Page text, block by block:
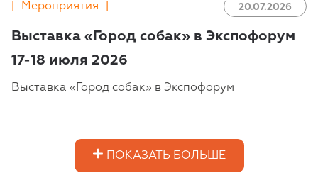
Мероприятия 20.07.2026
Выставка «Город собак» в Экспофорум
17-18 июля 2026
Выставка «Город собак» в Экспофорум
ПОКАЗАТЬ БОЛЬШЕ